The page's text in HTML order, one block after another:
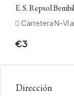
E. S. Repsol
Carretera N-VI
€3
Dirección